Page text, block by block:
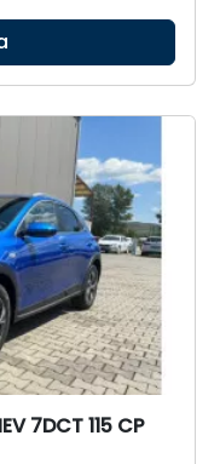
7DCT 115 CP